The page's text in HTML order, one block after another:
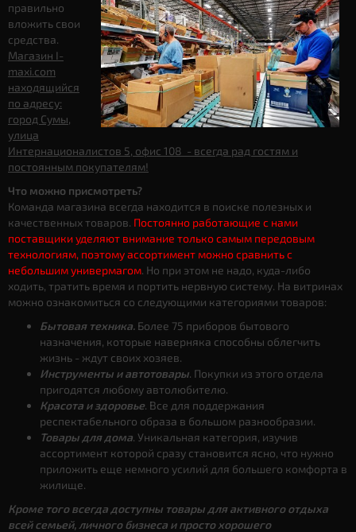
правильно
вложить свои
средства.
Магазин I-
maxi.com
находящийся
по адресу:
город Сумы,
улица
Интернационалистов 5, офис 108 - всегда рад гостям и
постоянным покупателям!
Что можно присмотреть?
Команда магазина всегда находится в поиске полезных и
качественных товаров. Постоянно работающие с нами
поставщики уделяют внимание только самым передовым
технологиям, поэтому ассортимент можно сравнить с
небольшим универмагом. Но при этом не надо, куда-либо
ходить, тратить время и портить нервную систему. На витринах
можно ознакомиться со следующими категориями товаров:
Бытовая техника. Более 75 приборов бытового
назначения, которые наверняка способны облегчить
жизнь - ждут своих хозяев.
Инструменты и автотовары. Покупки из этого отдела
пригодятся любому автолюбителю.
Красота и здоровье. Все для поддержания
респектабельного образа в большом разнообразии.
Товары для дома. Уникальная категория, изучив
ассортимент которой сразу становится ясно, что нужно
приложить еще немного усилий для большего комфорта в
жилище.
Кроме того всегда доступны товары для активного отдыха
всей семьей, личного бизнеса и просто хорошего